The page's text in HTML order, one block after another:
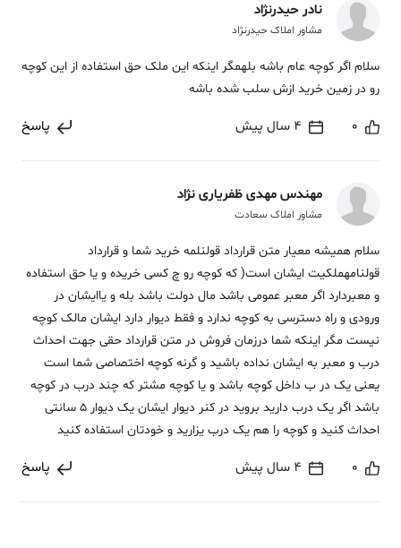
نادر حیدرنژاد
مشاور املاک حیدرنژاد
سلام اگر کوچه عام باشه بلهمگر اینکه این ملک حق استفاده از این کوچه
رو در زمین خرید ازش سلب شده باشه
0 4 سال پیش پاسخ
مهندس مهدی ظفریاری نژاد
مشاور املاک سعادت
سلام همیشه معیار متن قرارداد قولنلمه خرید شما و قرارداد
قولنامهملکیت ایشان است( که کوچه رو چ کسی خریده و یا حق استفاده
و معبردارد اگر معبر عمومی باشد مال دولت باشد بله و یاایشان در
ورودی و راه دسترسی به کوچه ندارد و فقط دیوار دارد ایشان مالک کوچه
نیست مگر اینکه شما درزمان فروش در متن قرارداد حقی جهت احداث
درب و معبر به ایشان نداده باشید و گرنه کوچه اختصاصی شما است
یعنی یک در ب داخل کوچه باشد و یا کوچه مشتر که چند درب در کوچه
باشد اگر یک درب دارید بروید در کنر دیوار ایشان یک دیوار 5 سانتی
احداث کنید و کوچه را هم یک درب یزارید و خودتان استفاده کنید
0 4 سال پیش پاسخ